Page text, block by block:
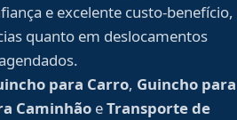
e excelente custo-benefício,
quanto em deslocamentos
para Carro, Guincho para
CaminhãoeTransporte de